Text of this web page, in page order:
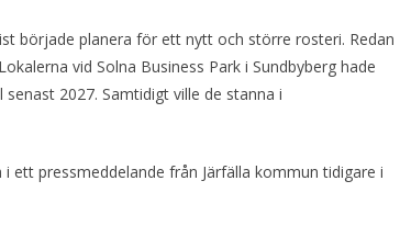
började planera för ett nytt och större rosteri. Redan
vid Solna Business Park i Sundbyberg hade
2027. Samtidigt ville de stanna i
ett pressmeddelande från Järfälla kommun tidigare i